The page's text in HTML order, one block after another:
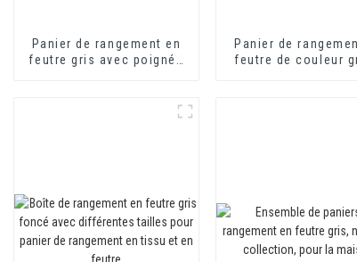
Panier de rangement en
feutre gris avec poignée
Panier de
feutre de couleur